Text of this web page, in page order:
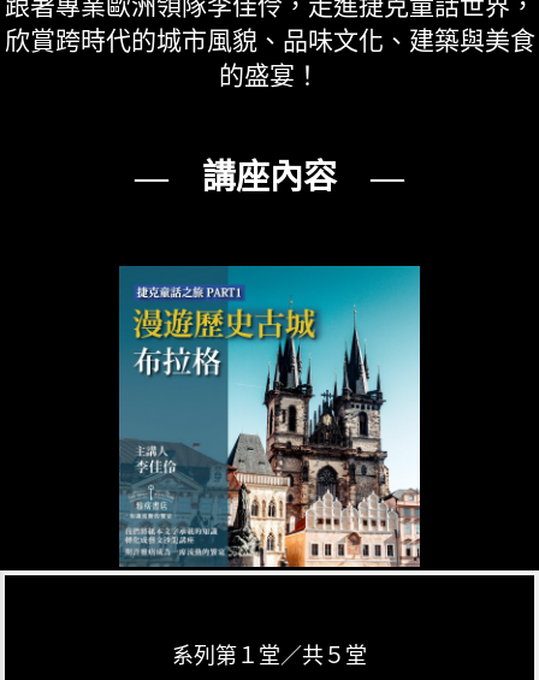
欣賞跨時代的城市風貌、品味文化、建築與美食
的盛宴！
— 講座內容 —
系列第１堂／共５堂